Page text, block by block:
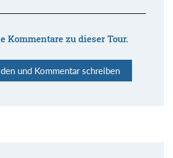
Kommentare zu dieser Tour.
und Kommentar schreiben